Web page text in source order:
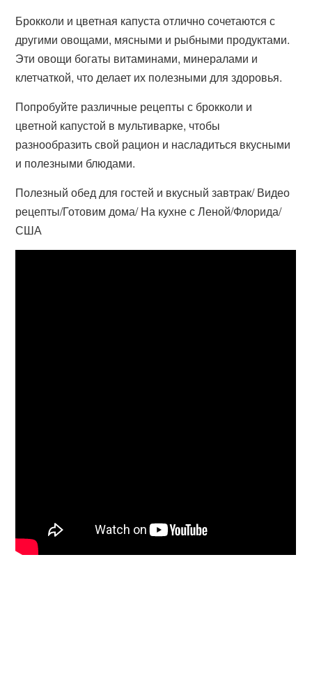
Брокколи и цветная капуста отлично сочетаются с
другими овощами, мясными и рыбными продуктами.
Эти овощи богаты витаминами, минералами и
клетчаткой, что делает их полезными для здоровья.
Попробуйте различные рецепты с брокколи и
цветной капустой в мультиварке, чтобы
разнообразить свой рацион и насладиться вкусными
и полезными блюдами.
Полезный обед для гостей и вкусный завтрак/ Видео
рецепты/Готовим дома/ На кухне с Леной/Флорида/
США